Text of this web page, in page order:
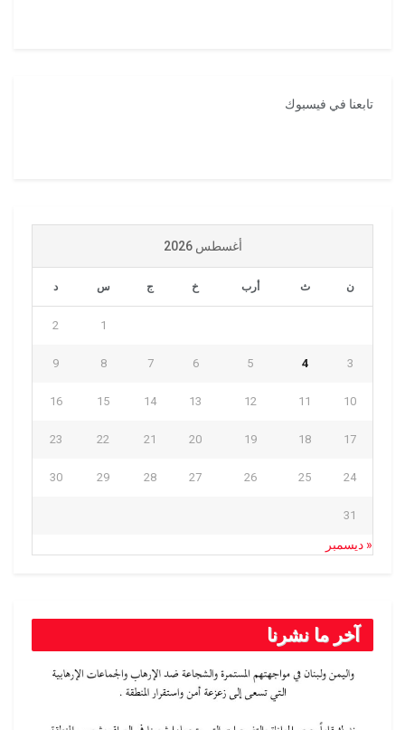
تابعنا في فيسبوك
أغسطس 2026
ن ث أرب خ ج س د
1
2
3
4
5
6
7
8
9
10
11
12
13
14
15
16
17
18
19
20
21
22
23
24
25
26
27
28
29
30
31
« ديسمبر
آخر ما نشرنا